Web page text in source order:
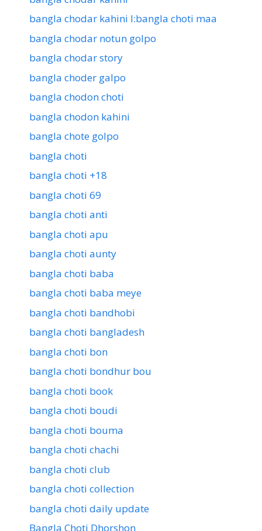
bangla chodar kahini l:bangla choti maa
bangla chodar notun golpo
bangla chodar story
bangla choder galpo
bangla chodon choti
bangla chodon kahini
bangla chote golpo
bangla choti
bangla choti +18
bangla choti 69
bangla choti anti
bangla choti apu
bangla choti aunty
bangla choti baba
bangla choti baba meye
bangla choti bandhobi
bangla choti bangladesh
bangla choti bon
bangla choti bondhur bou
bangla choti book
bangla choti boudi
bangla choti bouma
bangla choti chachi
bangla choti club
bangla choti collection
bangla choti daily update
Bangla Choti Dhorshon